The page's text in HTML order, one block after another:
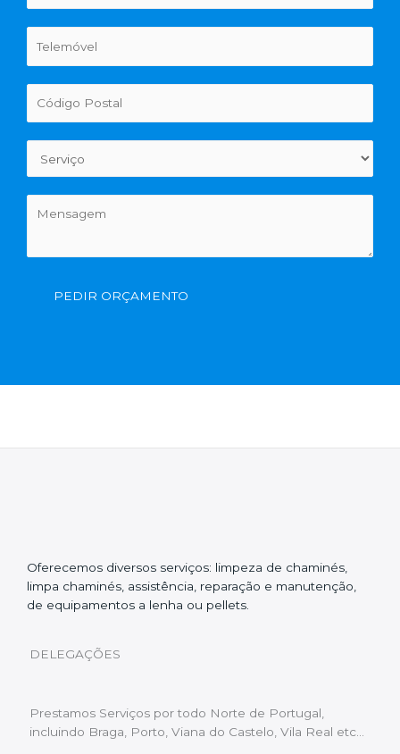
PEDIR ORÇAMENTO
Oferecemos diversos serviços: limpeza de chaminés,
limpa chaminés, assistência, reparação e manutenção,
de equipamentos a lenha ou pellets.
DELEGAÇÕES
Prestamos Serviços por todo Norte de Portugal,
incluindo Braga, Porto, Viana do Castelo, Vila Real etc…